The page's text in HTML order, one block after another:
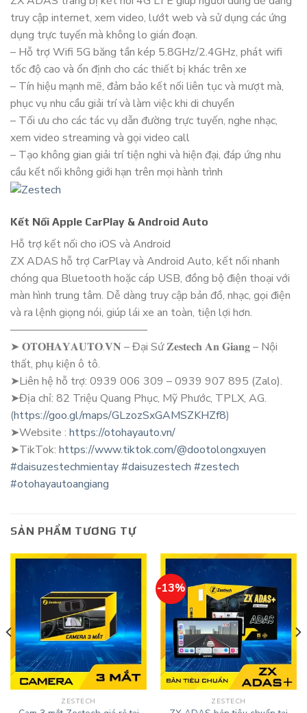
truy cập internet, xem video, lướt web và sử dụng các ứng
dụng trực tuyến mà không lo gián đoạn.
– Hỗ trợ Wifi 5G băng tần kép 5.8GHz/2.4GHz, phát wifi
tốc độ cao và ổn định cho các thiết bị khác trên xe
– Tín hiệu mạnh mẽ, đảm bảo kết nối liên tục và mượt mà,
phục vụ nhu cầu giải trí và làm việc khi di chuyển
– Tối ưu cho các tác vụ dẫn đường trực tuyến, nghe nhạc,
xem video streaming và gọi video call
– Tạo không gian giải trí tiện nghi và hiện đại, đáp ứng nhu
cầu kết nối không giới hạn trên mọi hành trình
Kết Nối Apple CarPlay & Android Auto
Hỗ trợ kết nối cho iOS và Android
ZX ADAS hỗ trợ CarPlay và Android Auto, kết nối nhanh
chóng qua Bluetooth hoặc cáp USB, đồng bộ điện thoại với
màn hình trung tâm. Dễ dàng truy cập bản đồ, nhạc, gọi điện
và ra lệnh giọng nói, giúp lái xe an toàn, tiện lợi hơn.
————————————–
➤ 𝐎𝐓𝐎𝐇𝐀𝐘𝐀𝐔𝐓𝐎.𝐕𝐍 – Đại Sứ 𝐙𝐞𝐬𝐭𝐞𝐜𝐡 𝐀𝐧 𝐆𝐢𝐚𝐧𝐠 – Nội
thất, phụ kiện ô tô.
➤Liên hệ hỗ trợ: 0939 006 309 – 0939 907 895 (Zalo).
➤Địa chỉ: 82 Triệu Quang Phục, Mỹ Phước, TPLX, AG.
(https://goo.gl/maps/GLzozSxGAMSZKHZf8)
➤Website : https://otohayauto.vn/
➤TikTok: https://www.tiktok.com/@dootolongxuyen
#daisuzestechmientay#daisuzestech #zestech
#otohayautoangiang
SẢN PHẨM TƯƠNG TỰ
ZESTECH
-13%
ZESTECH